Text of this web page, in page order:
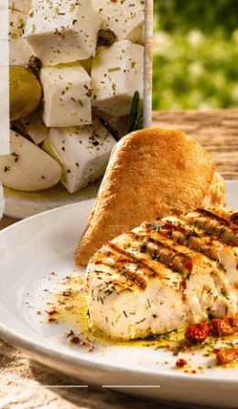
Zur
Zur